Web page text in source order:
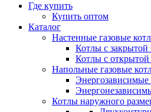
Где купить
Купить оптом
Каталог
Настенные газовые
Котлы с закрытой
Котлы с открытой
Напольные газовые
Энергозависимые
Котлы наружного